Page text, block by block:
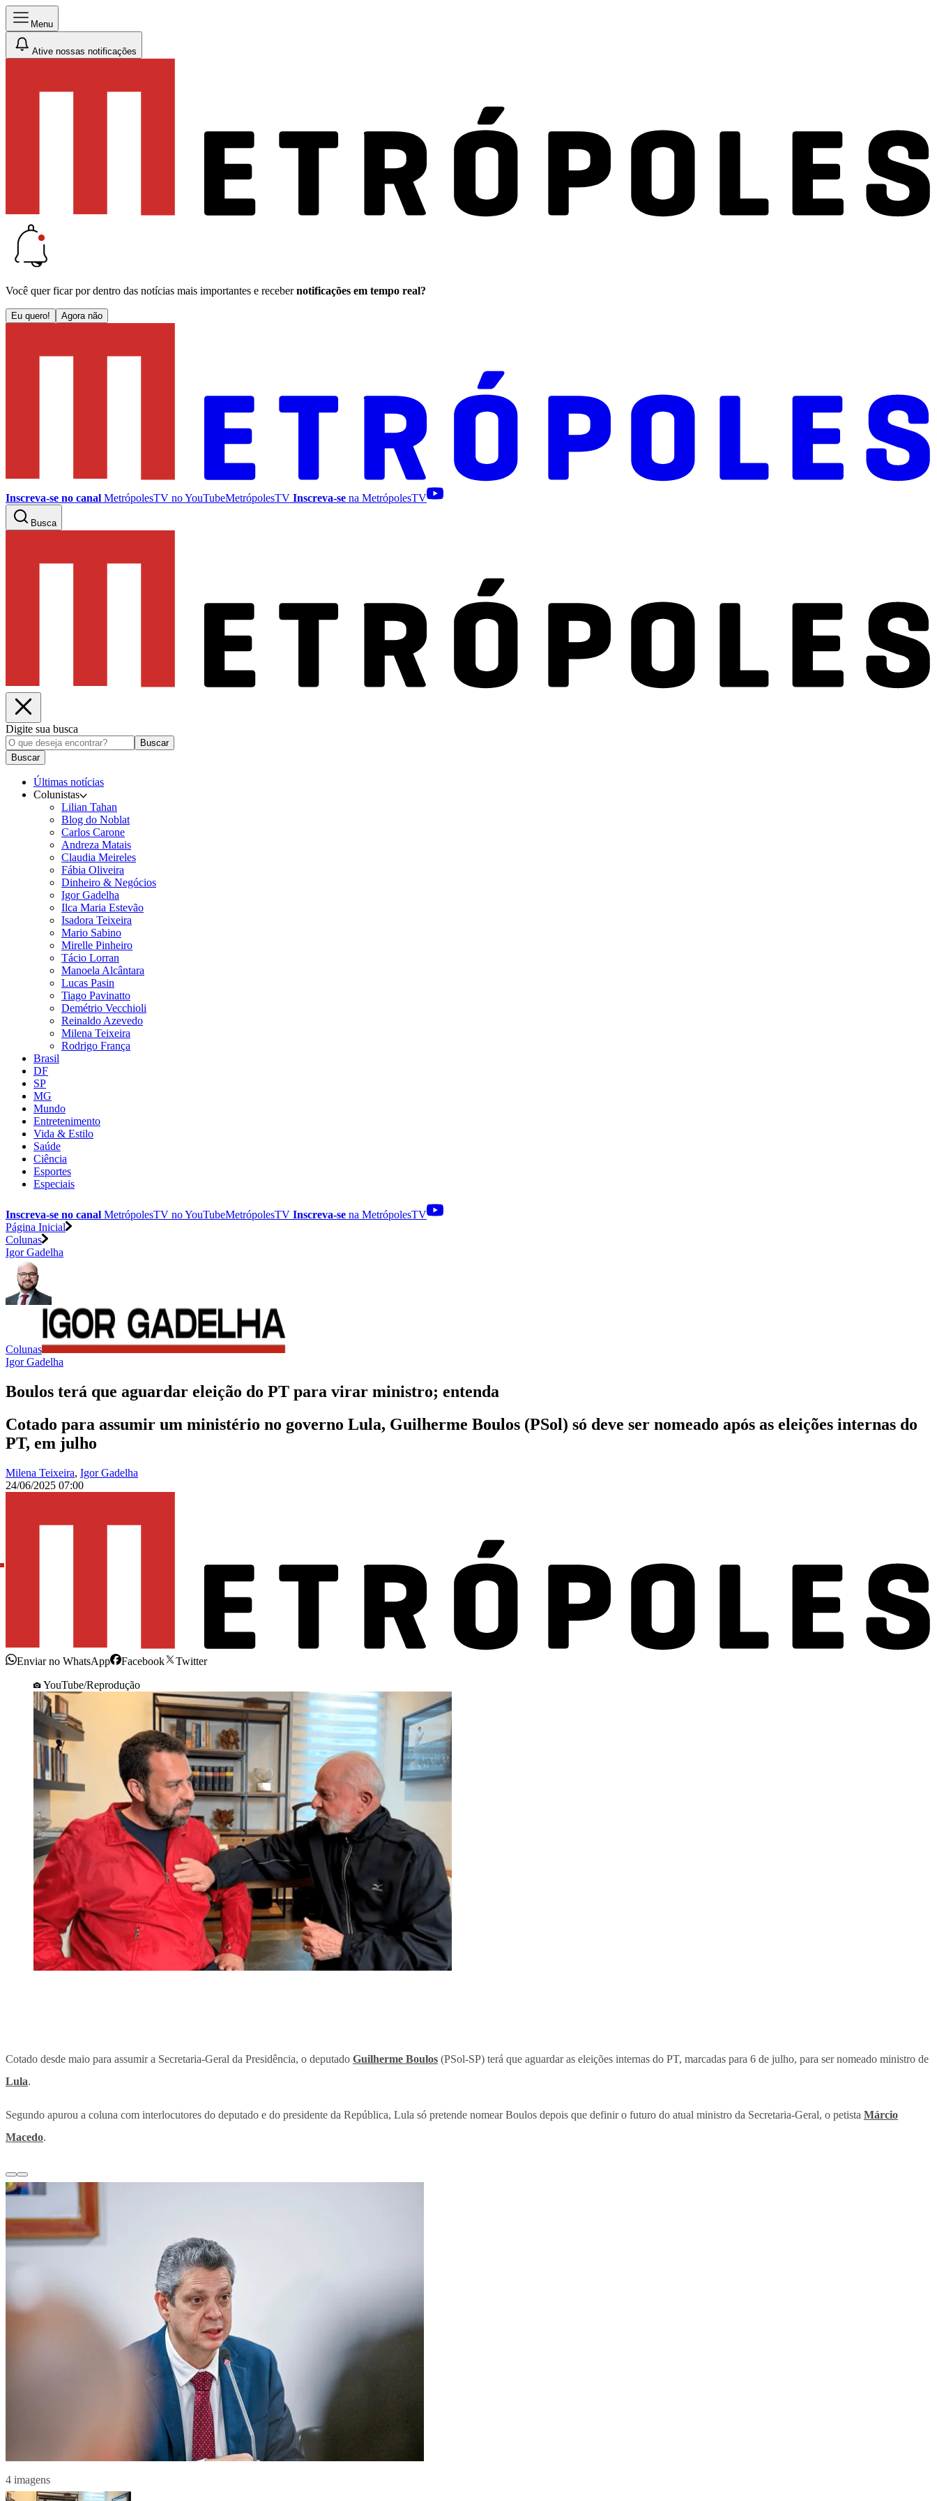
Menu
Ative nossas notificações
Você quer ficar por dentro das notícias mais importantes e receber notificações em tempo real?
Eu quero! Agora não
Inscreva-se no canal MetrópolesTV noYouTubeMetrópolesTV Inscreva-se na MetrópolesTV
Busca
Digite sua busca
Buscar
Buscar
Últimas notícias
Colunistas
Lilian Tahan
Blog do Noblat
Carlos Carone
Andreza Matais
Claudia Meireles
Fábia Oliveira
Dinheiro & Negócios
Igor Gadelha
Ilca Maria Estevão
Isadora Teixeira
Mario Sabino
Mirelle Pinheiro
Tácio Lorran
Manoela Alcântara
Lucas Pasin
Tiago Pavinatto
Demétrio Vecchioli
Reinaldo Azevedo
Milena Teixeira
Rodrigo França
Brasil
DF
SP
MG
Mundo
Entretenimento
Vida & Estilo
Saúde
Ciência
Esportes
Especiais
Inscreva-se no canal MetrópolesTV noYouTubeMetrópolesTV Inscreva-se na MetrópolesTV
Página Inicial
Colunas
Igor Gadelha
Colunas
Igor Gadelha
Boulos terá que aguardar eleição do PT para virar ministro; entenda
Cotado para assumir um ministério no governo Lula, Guilherme Boulos (PSol) só deve ser nomeado após as eleições internas do
PT, em julho
Milena Teixeira, Igor Gadelha
24/06/2025 07:00
Enviar no WhatsApp Facebook
Twitter
YouTube/Reprodução
Cotado desde maio para assumir a Secretaria-Geral da Presidência, o deputado Guilherme Boulos (PSol-SP) terá que aguardar as eleições internas do PT, marcadas para 6 de julho, para ser nomeado ministro de
Lula.
Segundo apurou a coluna com interlocutores do deputado e do presidente da República, Lula só pretende nomear Boulos depois que definir o futuro do atual ministro da Secretaria-Geral, o petista Márcio
Macedo.
4 imagens